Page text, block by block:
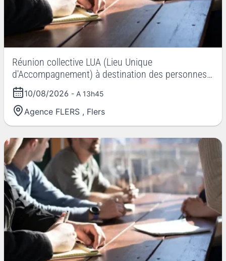
Réunion collective LUA (Lieu Unique
d'Accompagnement) à destination des personnes
en situation de handicap
10/08/2026 - A 13h45
Agence FLERS , Flers